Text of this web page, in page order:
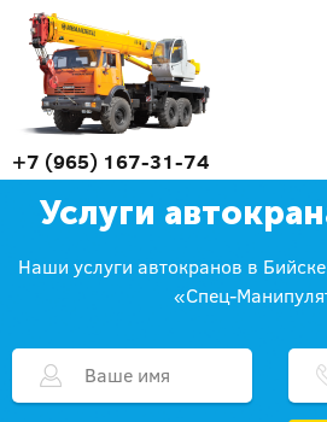
+7 (965) 167-31-74
Услуги
Наши услуги автокранов в
«Спец-